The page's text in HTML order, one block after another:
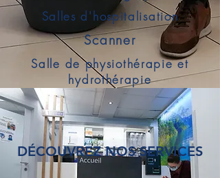
Salles d'hospitalisation
Scanner
Salle de physiothérapie et
hydrothérapie
DÉCOUVREZ NOS SERVICES